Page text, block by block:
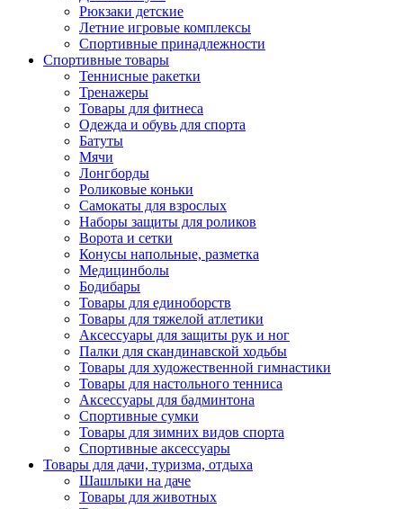
Рюкзаки детские
Летние игровые комплексы
Спортивные принадлежности
Спортивные товары
Теннисные ракетки
Тренажеры
Товары для фитнеса
Одежда и обувь для спорта
Батуты
Мячи
Лонгборды
Роликовые коньки
Самокаты для взрослых
Наборы защиты для роликов
Ворота и сетки
Конусы напольные, разметка
Медицинболы
Бодибары
Товары для единоборств
Товары для тяжелой атлетики
Аксессуары для защиты рук и ног
Палки для скандинавской ходьбы
Товары для художественной гимнастики
Товары для настольного тенниса
Аксессуары для бадминтона
Спортивные сумки
Товары для зимних видов спорта
Спортивные аксессуары
Товары для дачи, туризма, отдыха
Шашлыки на даче
Товары для животных